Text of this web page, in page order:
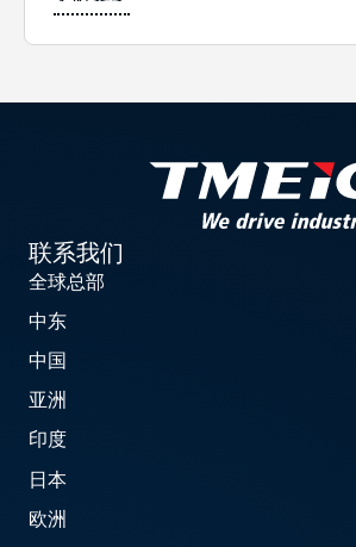
联系我们
全球总部
中东
中国
亚洲
印度
日本
欧洲